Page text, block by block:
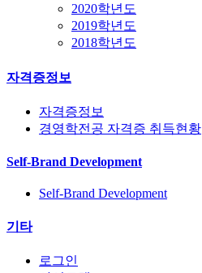
2020학년도
2019학년도
2018학년도
자격증정보
자격증정보
경영학전공 자격증 취득현황
Self-Brand Development
Self-Brand Development
기타
로그인